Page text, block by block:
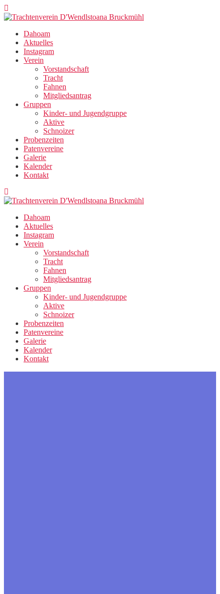
Zum
Inhalt
Dahoam
Aktuelles
Instagram
Verein
Vorstandschaft
Tracht
Fahnen
Mitgliedsantrag
Gruppen
Kinder- und Jugendgruppe
Aktive
Schnoizer
Probenzeiten
Patenvereine
Galerie
Kalender
Kontakt
Dahoam
Aktuelles
Instagram
Verein
Vorstandschaft
Tracht
Fahnen
Mitgliedsantrag
Gruppen
Kinder- und Jugendgruppe
Aktive
Schnoizer
Probenzeiten
Patenvereine
Galerie
Kalender
Kontakt